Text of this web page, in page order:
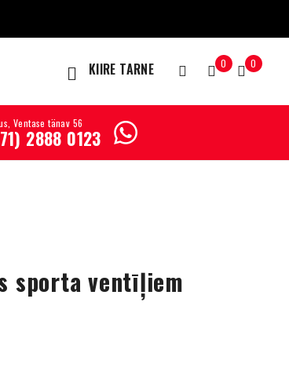
KIIRE TARNE 0 0
Ventase tänav 56
2888 0123
sporta ventīļiem